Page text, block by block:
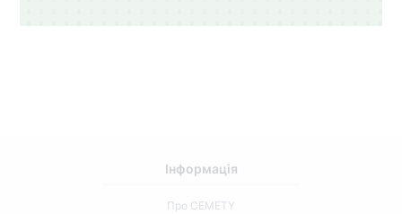
Інформація
Про CEMETY